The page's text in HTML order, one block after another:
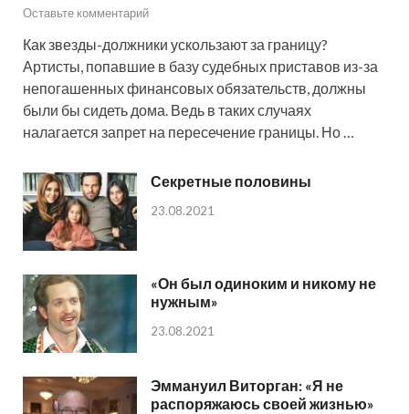
Оставьте комментарий
Как звезды-должники ускользают за границу?
Артисты, попавшие в базу судебных приставов из-за
непогашенных финансовых обязательств, должны
были бы сидеть дома. Ведь в таких случаях
налагается запрет на пересечение границы. Но …
Секретные половины
23.08.2021
«Он был одиноким и никому не
нужным»
23.08.2021
Эммануил Виторган: «Я не
распоряжаюсь своей жизнью»